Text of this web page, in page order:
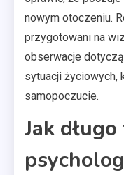
nowym otoczeniu.
przygotowani na
obserwacje
sytuacji życiowych,
samopoczucie.
Jak